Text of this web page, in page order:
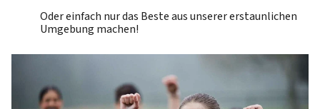
Oder einfach nur das Beste aus unserer erstaunlichen
Umgebung machen!